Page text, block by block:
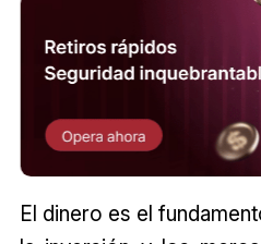
El dinero es el